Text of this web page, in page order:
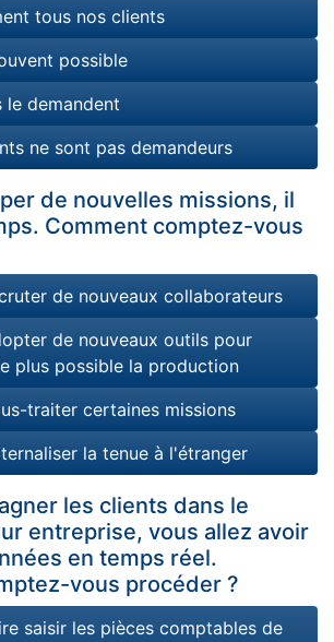
tous nos clients
possible
le demandent
ne sont pas demandeurs
de nouvelles missions, il
Comment comptez-vous
de nouveaux collaborateurs
de nouveaux outils pour
plus possible la production
traiter certaines missions
la tenue à l'étranger
les clients dans le
entreprise, vous allez avoir
en temps réel.
vous procéder ?
saisir les pièces comptables de